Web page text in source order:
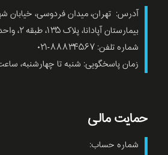
آدرس: تهران، میدان فردوسی، خیابان
بیمارستان آپادانا، پلاک ۱۳۵، طبقه ۲، واحد ۴
شماره تلفن: ۸۸۸۳۴۵۶۷-۰۲۱
زمان پاسخگویی: شنبه تا چهارشنبه، ساعت ۱۰ الی
حمایت مالی
شماره حساب: